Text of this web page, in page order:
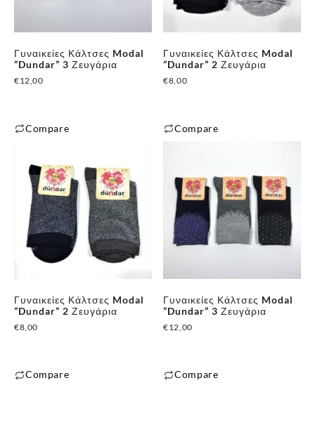
Γυναικείες Κάλτσες Modal
”Dundar” 3 Ζευγάρια
€12,00
Compare
Γυναικείες Κάλτσες Modal
”Dundar” 2 Ζευγάρια
€8,00
Compare
Γυναικείες Κάλτσες Modal
”Dundar” 2 Ζευγάρια
€8,00
Compare
Γυναικείες Κάλτσες Modal
”Dundar” 3 Ζευγάρια
€12,00
Compare